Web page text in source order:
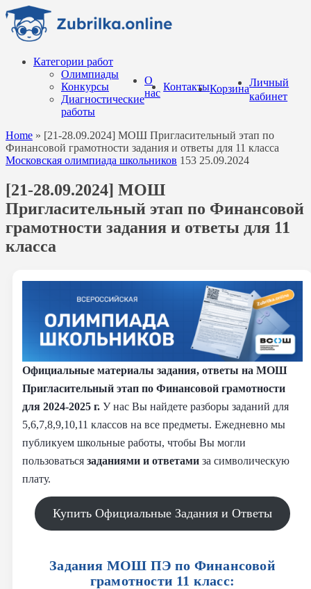
Перейти
содержанию
Категории работ
Олимпиады
Конкурсы
Диагностические
работы
О
нас
КонтактыКорзина
Личный
кабинет
Home » [21-28.09.2024] МОШ Пригласительный этап по
Финансовой грамотности задания и ответы для 11 класса
Московская олимпиада школьников 153 25.09.2024
[21-28.09.2024] МОШ
Пригласительный этап по Финансовой
грамотности задания и ответы для 11
класса
Официальные материалы задания, ответы на МОШ
Пригласительный этап по Финансовой грамотности
для 2024-2025 г. У нас Вы найдете разборы заданий для
5,6,7,8,9,10,11 классов на все предметы. Ежедневно мы
публикуем школьные работы, чтобы Вы могли
пользоваться заданиями и ответами за символическую
плату.
Купить Официальные Задания и Ответы
Задания МОШ ПЭ по Финансовой
грамотности 11 класс: